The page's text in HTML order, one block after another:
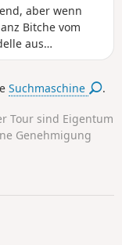
aber wenn
Bitche vom
aus
Suchmaschine .
Tour sind Eigentum
Genehmigung